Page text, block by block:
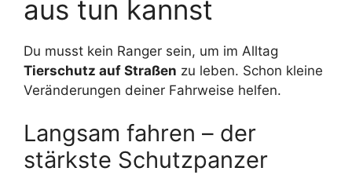
aus tun kannst
Du musst kein Ranger sein, um im Alltag
Tierschutz auf Straßen zu leben. Schon kleine
Veränderungen deiner Fahrweise helfen.
Langsam fahren – der
stärkste Schutzpanzer